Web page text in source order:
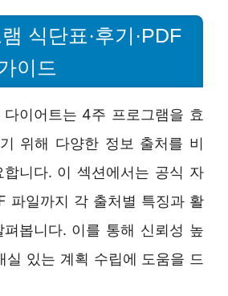
식단표·후기·PDF
이드
이어트는 4주 프로그램을 효
위해 다양한 정보 출처를 비
니다. 이 섹션에서는 공식 자
파일까지 각 출처별 특징과 활
봅니다. 이를 통해 신뢰성 높
실 있는 계획 수립에 도움을 드